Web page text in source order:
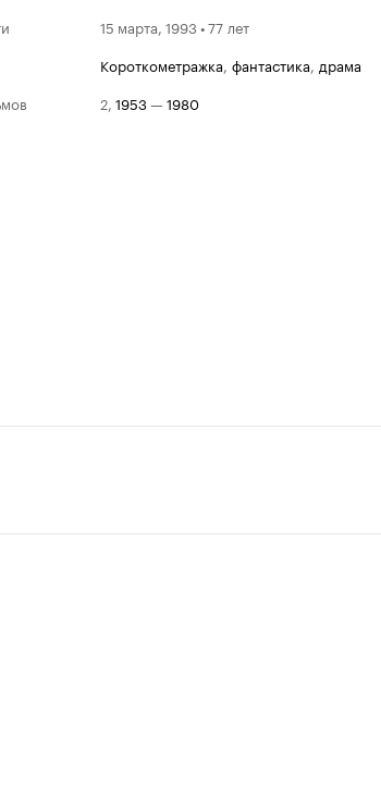
15 марта, 1993 • 77 лет
короткометражка, фантастика, драма
2, 1953— 1980